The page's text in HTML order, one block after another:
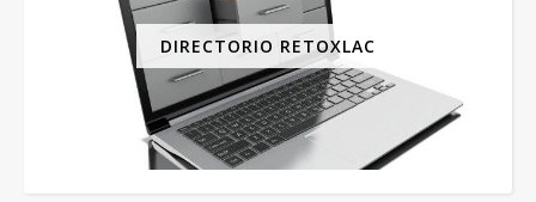
DIRECTORIO RETOXLAC